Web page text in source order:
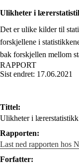
Ulikheter i
Det er ulike kilder til
forskjellene i
bak forskjellen mellom
RAPPORT
Sist endret: 17.06.2021
Tittel:
Ulikheter i lærerstatistikk
Rapporten:
Last ned rapporten hos
Forfatter: